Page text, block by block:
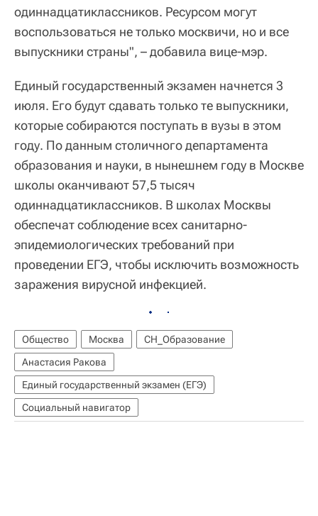
одиннадцатиклассников. Ресурсом могут
воспользоваться не только москвичи, но и все
выпускники страны", – добавила вице-мэр.
Единый государственный экзамен начнется 3
июля. Его будут сдавать только те выпускники,
которые собираются поступать в вузы в этом
году. По данным столичного департамента
образования и науки, в нынешнем году в Москве
школы оканчивают 57,5 тысяч
одиннадцатиклассников. В школах Москвы
обеспечат соблюдение всех санитарно-
эпидемиологических требований при
проведении ЕГЭ, чтобы исключить возможность
заражения вирусной инфекцией.
Общество Москва
СН_Образование
Анастасия Ракова
Единый государственный экзамен (ЕГЭ)
Социальный навигатор